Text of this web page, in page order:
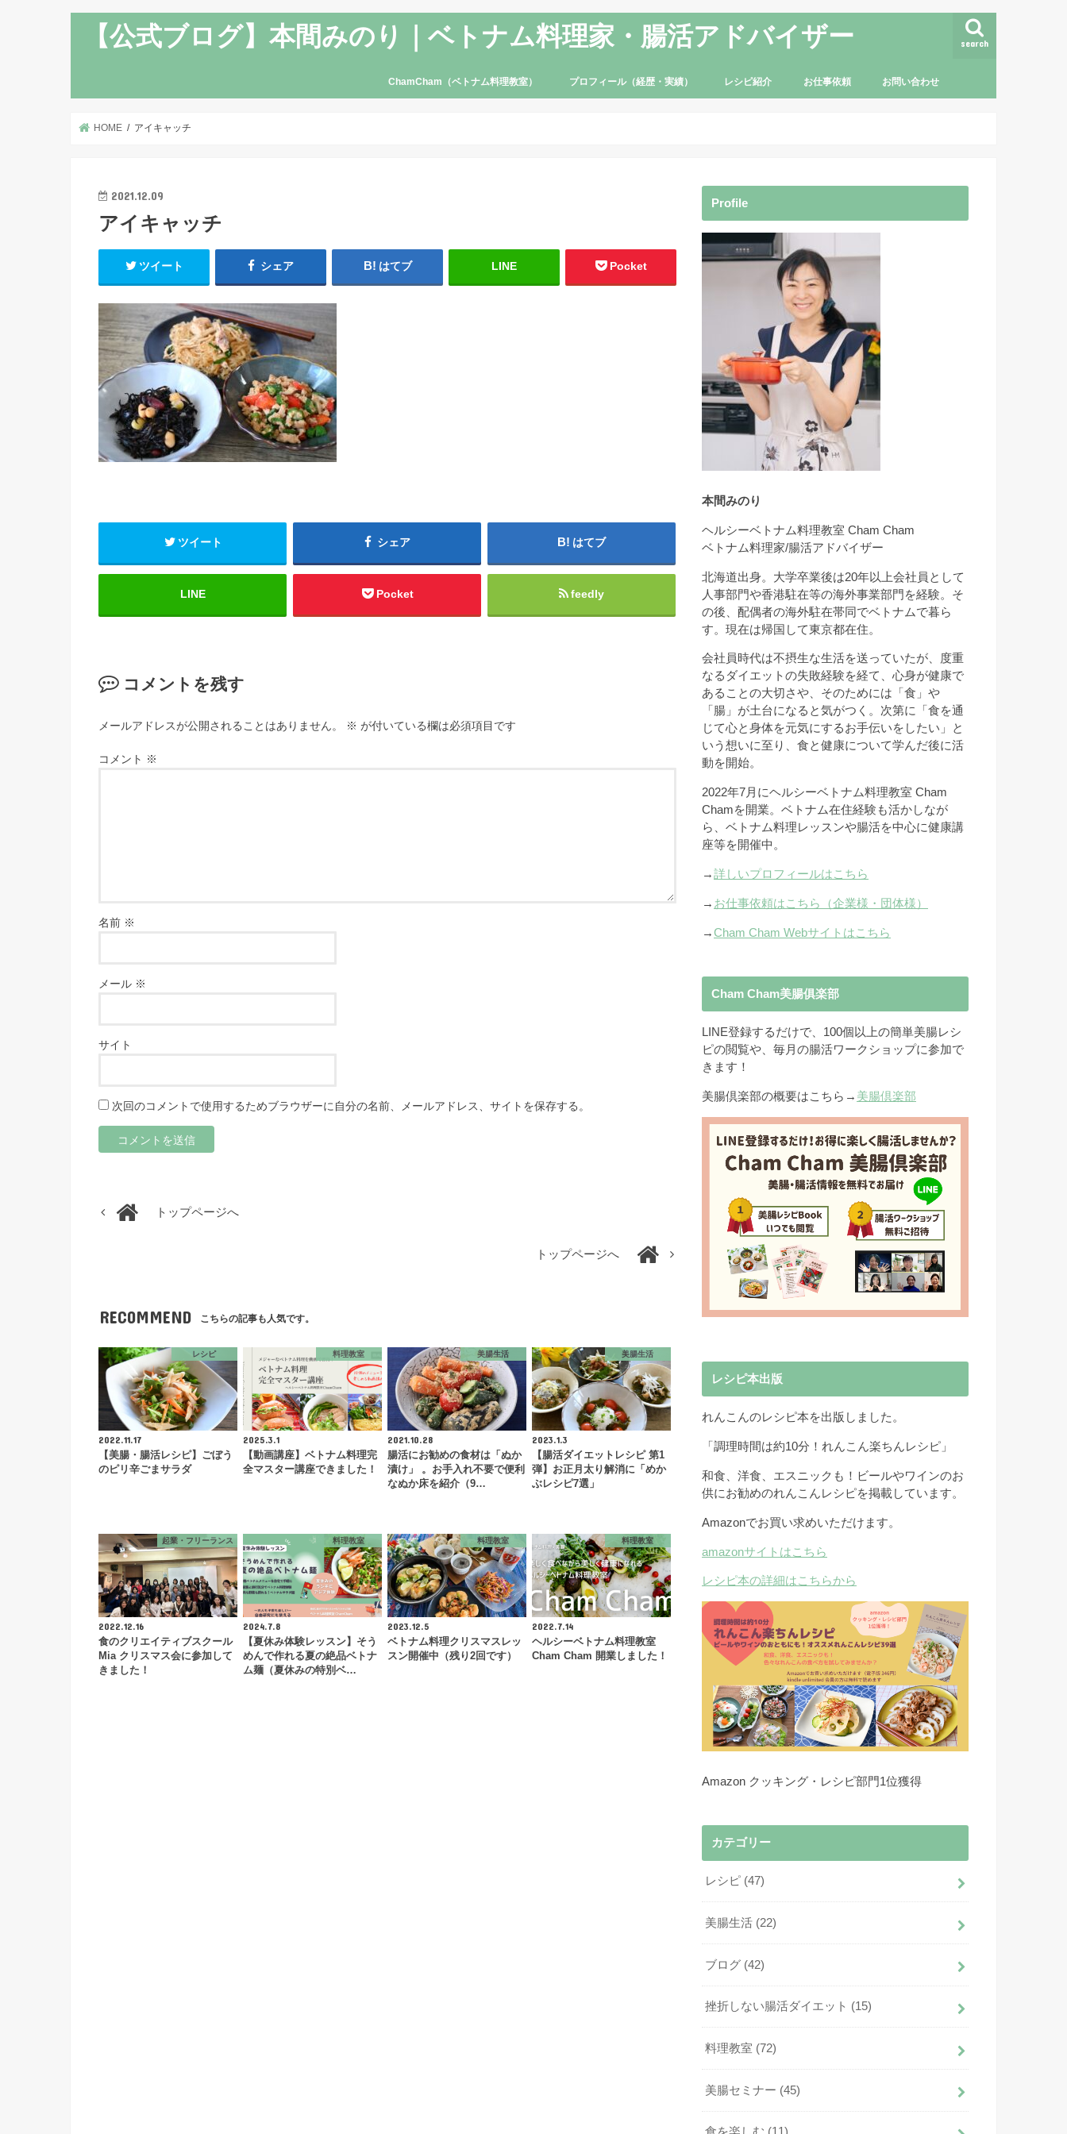
【公式ブログ】本間みのり｜ベトナム料理家・腸活アドバイザー search
ChamCham（ベトナム料理教室） プロフィール（経歴・実績） レシピ紹介 お仕事依頼 お問い合わせ
HOME アイキャッチ
2021.12.09
アイキャッチ
ツイート シェア はてブ LINE Pocket
ツイート シェア はてブ
LINE Pocket feedly
コメントを残す
メールアドレスが公開されることはありません。 ※ が付いている欄は必須項目です
コメント ※
名前 ※
メール ※
サイト
次回のコメントで使用するためブラウザーに自分の名前、メールアドレス、サイトを保存する。
トップページへ
トップページへ
RECOMMEND こちらの記事も人気です。
レシピ
2022.11.17
【美腸・腸活レシピ】ごぼう
のピリ辛ごまサラダ
料理教室
2025.3.1
【動画講座】ベトナム料理完
全マスター講座できました！
美腸生活
2021.10.28
腸活にお勧めの食材は「ぬか
漬け」 。お手入れ不要で便利
なぬか床を紹介（9…
美腸生活
2023.1.3
【腸活ダイエットレシピ 第1
弾】お正月太り解消に「めか
ぶレシピ7選」
起業・フリーランス
2022.12.16
食のクリエイティブスクール
Mia クリスマス会に参加して
きました！
料理教室
2024.7.8
【夏休み体験レッスン】そう
めんで作れる夏の絶品ベトナ
ム麺（夏休みの特別ベ…
料理教室
2023.12.5
ベトナム料理クリスマスレッ
スン開催中（残り2回です）
料理教室
2022.7.14
ヘルシーベトナム料理教室
Cham Cham 開業しました！
Profile
本間みのり
ヘルシーベトナム料理教室 Cham Cham
ベトナム料理家/腸活アドバイザー
北海道出身。大学卒業後は20年以上会社員として
人事部門や香港駐在等の海外事業部門を経験。そ
の後、配偶者の海外駐在帯同でベトナムで暮ら
す。現在は帰国して東京都在住。
会社員時代は不摂生な生活を送っていたが、度重
なるダイエットの失敗経験を経て、心身が健康で
あることの大切さや、そのためには「食」や
「腸」が土台になると気がつく。次第に「食を通
じて心と身体を元気にするお手伝いをしたい」と
いう想いに至り、食と健康について学んだ後に活
動を開始。
2022年7月にヘルシーベトナム料理教室 Cham
Chamを開業。ベトナム在住経験も活かしなが
ら、ベトナム料理レッスンや腸活を中心に健康講
座等を開催中。
→詳しいプロフィールはこちら
→ お仕事依頼はこちら（企業様・団体様）
→Cham Cham Webサイトはこちら
Cham Cham美腸俱楽部
LINE登録するだけで、100個以上の簡単美腸レシ
ピの閲覧や、毎月の腸活ワークショップに参加で
きます！
美腸倶楽部の概要はこちら→ 美腸倶楽部
レシピ本出版
れんこんのレシピ本を出版しました。
「調理時間は約10分！れんこん楽ちんレシピ」
和食、洋食、エスニックも！ビールやワインのお
供にお勧めのれんこんレシピを掲載しています。
Amazonでお買い求めいただけます。
amazonサイトはこちら
レシピ本の詳細はこちらから
Amazon クッキング・レシピ部門1位獲得
カテゴリー
レシピ (47)
美腸生活 (22)
ブログ (42)
挫折しない腸活ダイエット (15)
料理教室 (72)
美腸セミナー (45)